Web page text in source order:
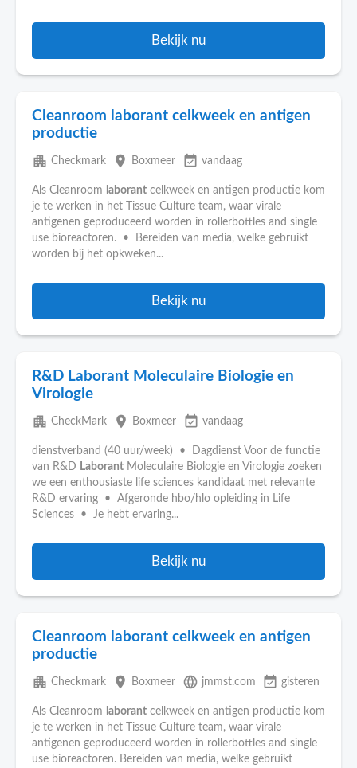
Bekijk nu
Cleanroom laborant celkweek en antigen
productie
apartment Checkmark place Boxmeer event_available vandaag
Als Cleanroom laborant celkweek en antigen productie kom
je te werken in het Tissue Culture team, waar virale
antigenen geproduceerd worden in rollerbottles and single
use bioreactoren. • Bereiden van media, welke gebruikt
worden bij het opkweken...
Bekijk nu
R&D Laborant Moleculaire Biologie en
Virologie
apartment CheckMark place Boxmeer event_available vandaag
dienstverband (40 uur/week) • Dagdienst Voor de functie
van R&D Laborant Moleculaire Biologie en Virologie zoeken
we een enthousiaste life sciences kandidaat met relevante
R&D ervaring • Afgeronde hbo/hlo opleiding in Life
Sciences • Je hebt ervaring...
Bekijk nu
Cleanroom laborant celkweek en antigen
productie
apartment Checkmark place Boxmeer language jmmst.com event_available gisteren
Als Cleanroom laborant celkweek en antigen productie kom
je te werken in het Tissue Culture team, waar virale
antigenen geproduceerd worden in rollerbottles and single
use bioreactoren. Bereiden van media, welke gebruikt